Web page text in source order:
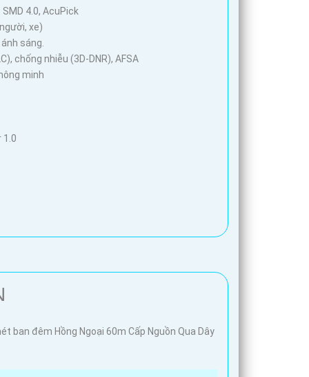
4.0, AcuPick
xe)
sáng.
chống nhiễu (3D-DNR), AFSA
minh
1.0
ban đêm Hồng Ngoại 60m Cấp Nguồn Qua Dây